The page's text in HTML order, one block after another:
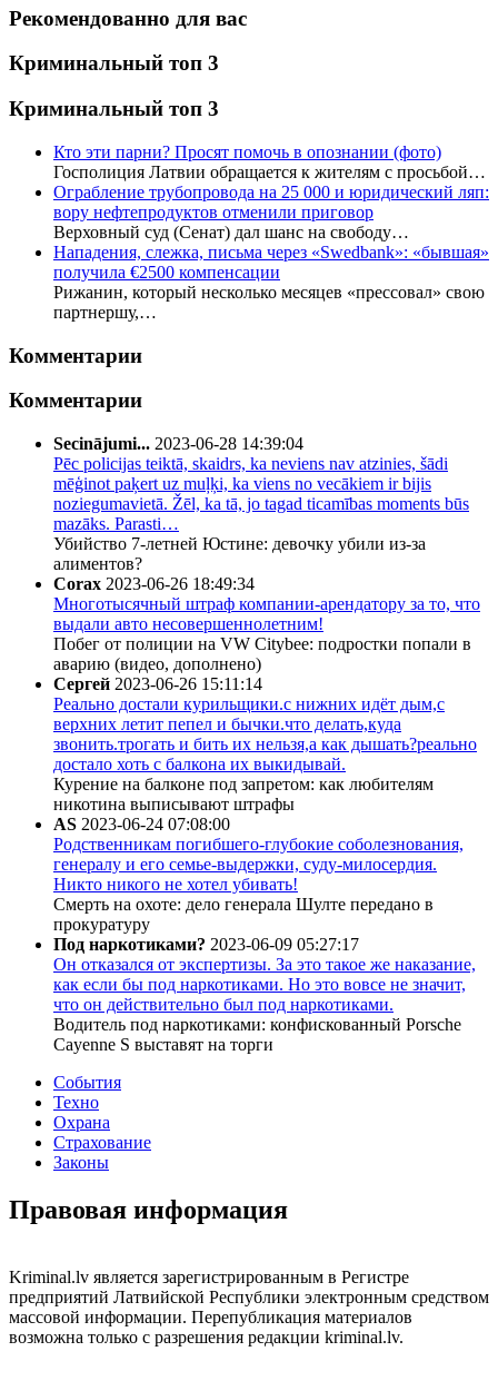
Рекомендованно для вас
Криминальный топ 3
Криминальный топ 3
Кто эти парни? Просят помочь в опознании (фото)
Госполиция Латвии обращается к жителям с просьбой…
Ограбление трубопровода на 25 000 и юридический ляп:
вору нефтепродуктов отменили приговор
Верховный суд (Сенат) дал шанс на свободу…
Нападения, слежка, письма через «Swedbank»: «бывшая»
получила €2500 компенсации
Рижанин, который несколько месяцев «прессовал» свою
партнершу,…
Комментарии
Комментарии
Secinājumi... 2023-06-28 14:39:04
Pēc policijas teiktā, skaidrs, ka neviens nav atzinies, šādi
mēģinot paķert uz muļķi, ka viens no vecākiem ir bijis
noziegumavietā. Žēl, ka tā, jo tagad ticamības moments būs
mazāks. Parasti…
Убийство 7-летней Юстине: девочку убили из-за
алиментов?
Corax 2023-06-26 18:49:34
Многотысячный штраф компании-арендатору за то, что
выдали авто несовершеннолетним!
Побег от полиции на VW Citybee: подростки попали в
аварию (видео, дополнено)
Сергей 2023-06-26 15:11:14
Реально достали курильщики.с нижних идёт дым,с
верхних летит пепел и бычки.что делать,куда
звонить.трогать и бить их нельзя,а как дышать?реально
достало хоть с балкона их выкидывай.
Курение на балконе под запретом: как любителям
никотина выписывают штрафы
AS 2023-06-24 07:08:00
Родственникам погибшего-глубокие соболезнования,
генералу и его семье-выдержки, суду-милосердия.
Никто никого не хотел убивать!
Смерть на охоте: дело генерала Шулте передано в
прокуратуру
Под наркотиками? 2023-06-09 05:27:17
Он отказался от экспертизы. За это такое же наказание,
как если бы под наркотиками. Но это вовсе не значит,
что он действительно был под наркотиками.
Водитель под наркотиками: конфискованный Porsche
Cayenne S выставят на торги
События
Техно
Охрана
Страхование
Законы
Правовая информация
Kriminal.lv является зарегистрированным в Регистре
предприятий Латвийской Республики электронным средством
массовой информации. Перепубликация материалов
возможна только с разрешения редакции kriminal.lv.